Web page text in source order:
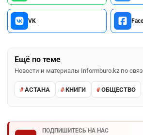
VK
Ещё по теме
Новости и материалы Informburo.kz по
АСТАНА КНИГИ ОБЩЕСТВО
ПОДПИШИТЕСЬ НА НАС